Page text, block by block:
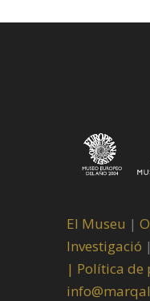
El Museu |
Investigació |
| Política de